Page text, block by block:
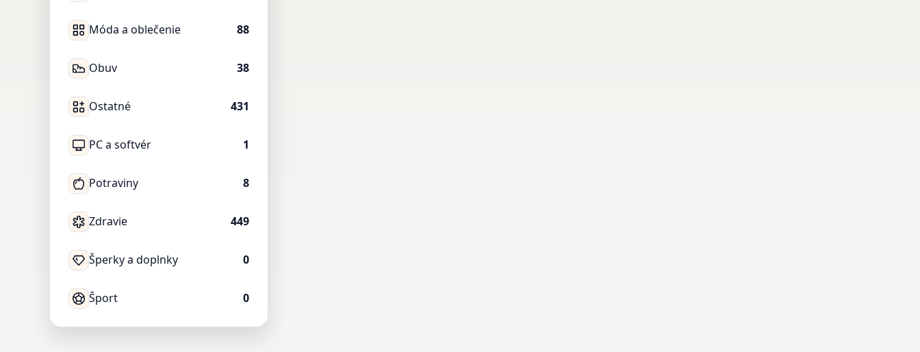
Móda a oblečenie 88
Obuv 38
Ostatné 431
PC a softvér 1
Potraviny 8
Zdravie 449
Šperky a doplnky 0
Šport 0